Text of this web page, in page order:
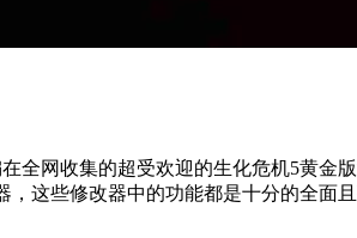
全网收集的超受欢迎的生化危机5黄
这些修改器中的功能都是十分的全面